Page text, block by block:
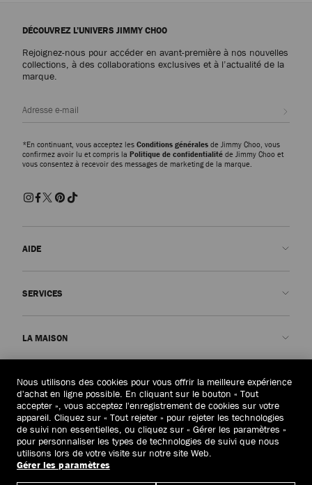
DÉCOUVREZ L’UNIVERS JIMMY CHOO
Rejoignez-nous pour accéder en avant-première à nos nouvelles
collections, à des collaborations exclusives et à l’actualité de la
marque.
*En continuant, vous acceptez les Conditions générales de Jimmy Choo, vous
confirmez avoir lu et compris la Politique de confidentialité de Jimmy Choo et
vous consentez à recevoir des messages de marketing de la marque.
AIDE
Livraison
Retours et échanges
Annuler la commande
SERVICES
Garantie
LA MAISON
Notre Histoire
JC World
Notre Impact
Responsabilité
Savoir-faire
JURIDIQUE
Politique de confidentialité
Conditions générales
Droit à l’oubli
Formulaire de demande d’accès
France (€)
Nous utilisons des cookies pour vous offrir la meilleure expérience
d'achat en ligne possible. En cliquant sur le bouton « Tout
accepter », vous acceptez l'enregistrement de cookies sur votre
appareil. Cliquez sur « Tout rejeter » pour rejeter les technologies
de suivi non essentielles, ou cliquez sur « Gérer les paramètres »
pour personnaliser les types de technologies de suivi que nous
utilisons lors de votre visite sur notre site Web.
Gérer les paramètres